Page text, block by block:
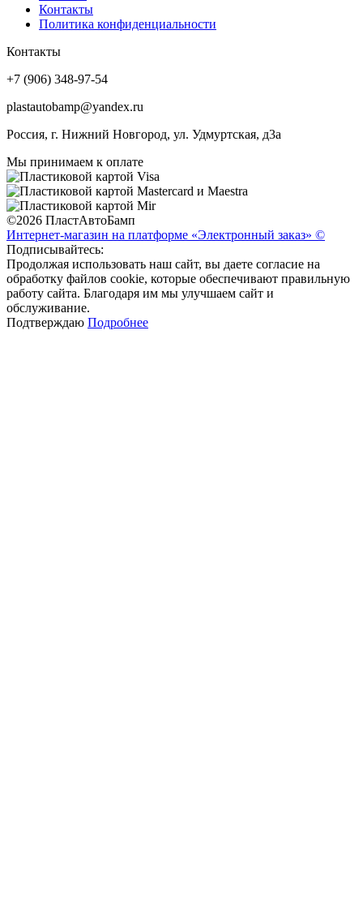
Контакты
Политика конфиденциальности
Контакты
+7 (906) 348-97-54
plastautobamp@yandex.ru
Россия, г. Нижний Новгород, ул. Удмуртская, д3а
Мы принимаем к оплате
©2026 ПластАвтоБамп
Интернет-магазин на платформе «Электронный заказ» ©
Подписывайтесь:
Продолжая использовать наш сайт, вы даете согласие на
обработку файлов cookie, которые обеспечивают правильную
работу сайта. Благодаря им мы улучшаем сайт и
обслуживание.
Подтверждаю Подробнее